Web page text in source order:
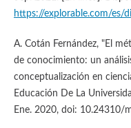
https://explorable.com/es/
A. Cotán Fernández, "El
de conocimiento: un
conceptualización en
Educación De La
Ene. 2020, doi: 10.24310/